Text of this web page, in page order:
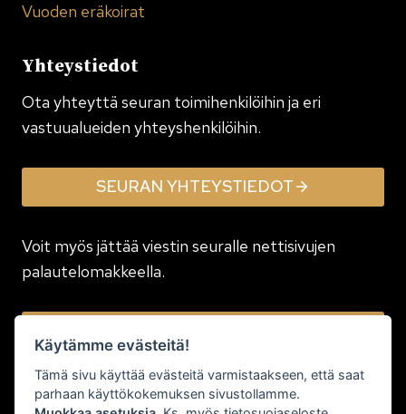
Vuoden eräkoirat
Yhteystiedot
Ota yhteyttä seuran toimi­henkilöihin ja eri
vastuualueiden yhteyshenkilöihin.
SEURAN YHTEYSTIEDOT
Voit myös jättää viestin seuralle nettisivujen
palautelomakkeella.
Käytämme evästeitä!
Tämä sivu käyttää evästeitä varmistaakseen, että saat
parhaan käyttökokemuksen sivustollamme.